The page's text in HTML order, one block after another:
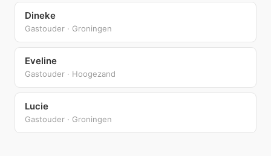
Dineke
Gastouder · Groningen
Eveline
Gastouder · Hoogezand
Lucie
Gastouder · Groningen